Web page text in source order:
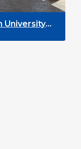
DYPALL Network
2026 in Malta